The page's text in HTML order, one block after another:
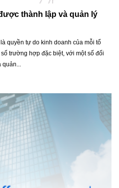
thành lập và quản lý
quyền tự do kinh doanh của mỗi tổ
trường hợp đặc biệt, với một số đối
quản...